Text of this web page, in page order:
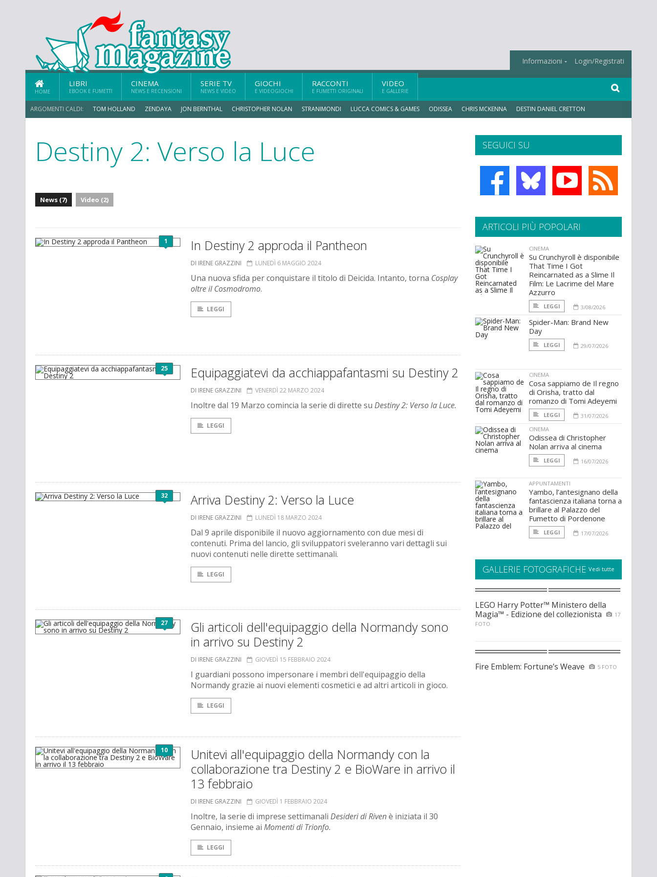
Informazioni Login/Registrati
HOME
LIBRI
EBOOK E FUMETTI
CINEMA
NEWS E RECENSIONI
SERIE TV
NEWS E VIDEO
GIOCHI
E VIDEOGIOCHI
RACCONTI
E FUMETTI ORIGINALI
VIDEO
E GALLERIE
ARGOMENTI CALDI: TOM HOLLAND ZENDAYA JON BERNTHAL CHRISTOPHER NOLAN STRANIMONDI LUCCA COMICS & GAMES ODISSEA CHRIS MCKENNA DESTIN DANIEL CRETTON
Destiny 2: Verso la Luce
News (7) Video (2)
1 In Destiny 2 approda il Pantheon
DI IRENE GRAZZINI LUNEDÌ 6 MAGGIO 2024
Una nuova sfida per conquistare il titolo di Deicida. Intanto, torna Cosplay
oltre il Cosmodromo.
LEGGI
25 Equipaggiatevi da acchiappafantasmi su Destiny 2
DI IRENE GRAZZINI VENERDÌ 22 MARZO 2024
Inoltre dal 19 Marzo comincia la serie di dirette su Destiny 2: Verso la Luce.
LEGGI
32 Arriva Destiny 2: Verso la Luce
DI IRENE GRAZZINI LUNEDÌ 18 MARZO 2024
Dal 9 aprile disponibile il nuovo aggiornamento con due mesi di
contenuti. Prima del lancio, gli sviluppatori sveleranno vari dettagli sui
nuovi contenuti nelle dirette settimanali.
LEGGI
27
Gli articoli dell'equipaggio della Normandy sono
in arrivo su Destiny 2
DI IRENE GRAZZINI GIOVEDÌ 15 FEBBRAIO 2024
I guardiani possono impersonare i membri dell'equipaggio della
Normandy grazie ai nuovi elementi cosmetici e ad altri articoli in gioco.
LEGGI
10
Unitevi all'equipaggio della Normandy con la
collaborazione tra Destiny 2 e BioWare in arrivo il
13 febbraio
DI IRENE GRAZZINI GIOVEDÌ 1 FEBBRAIO 2024
Inoltre, la serie di imprese settimanali Desideri di Rivenè iniziata il 30
Gennaio, insieme ai Momenti di Trionfo.
LEGGI
SEGUICI SU
ARTICOLI PIÙ POPOLARI
CINEMA
Su Crunchyroll è disponibile
That Time I Got
Reincarnated as a Slime Il
Film: Le Lacrime del Mare
Azzurro
LEGGI 3/08/2026
Spider-Man: Brand New
Day
LEGGI 29/07/2026
CINEMA
Cosa sappiamo de Il regno
di Orisha, tratto dal
romanzo di Tomi Adeyemi
LEGGI
31/07/2026
CINEMA
Odissea di Christopher
Nolan arriva al cinema
LEGGI 16/07/2026
APPUNTAMENTI
Yambo, l’antesignano della
fantascienza italiana torna a
brillare al Palazzo del
Fumetto di Pordenone
LEGGI 17/07/2026
GALLERIE FOTOGRAFICHE Vedi tutte
LEGO Harry Potter™ Ministero della
Magia™ - Edizione del collezionista
17
FOTO
Fire Emblem: Fortune’s Weave 5 FOTO